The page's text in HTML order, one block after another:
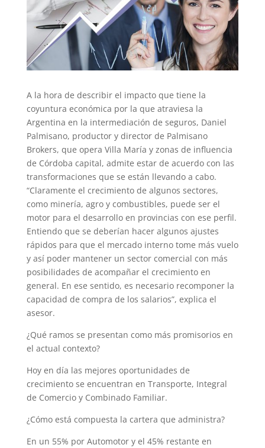
A la hora de describir el impacto que tiene la
coyuntura económica por la que atraviesa la
Argentina en la intermediación de seguros, Daniel
Palmisano, productor y director de Palmisano
Brokers, que opera Villa María y zonas de influencia
de Córdoba capital, admite estar de acuerdo con las
transformaciones que se están llevando a cabo.
“Claramente el crecimiento de algunos sectores,
como minería, agro y combustibles, puede ser el
motor para el desarrollo en provincias con ese perfil.
Entiendo que se deberían hacer algunos ajustes
rápidos para que el mercado interno tome más vuelo
y así poder mantener un sector comercial con más
posibilidades de acompañar el crecimiento en
general. En ese sentido, es necesario recomponer la
capacidad de compra de los salarios”, explica el
asesor.
¿Qué ramos se presentan como más promisorios en
el actual contexto?
Hoy en día las mejores oportunidades de
crecimiento se encuentran en Transporte, Integral
de Comercio y Combinado Familiar.
¿Cómo está compuesta la cartera que administra?
En un 55% por Automotor y el 45% restante en